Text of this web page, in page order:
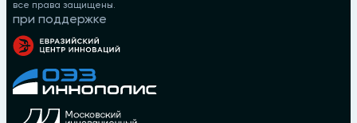
все права защищены.
при поддержке